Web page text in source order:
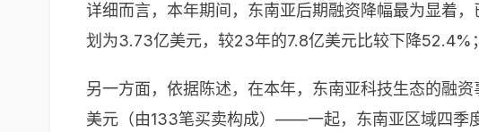
详细而言，本年期间，东南亚后期融资降幅最为显着
划为3.73亿美元，较23年的7.8亿美元比较下降52.4%
另一方面，依据陈述，在本年，东南亚科技生态的融
美元（由133笔买卖构成）——一起，东南亚区域四季